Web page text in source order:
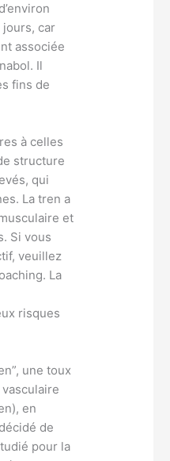
car
associée
Il
fins de
à celles
structure
qui
La tren a
et
Si vous
veuillez
La
risques
une toux
en
de
pour la